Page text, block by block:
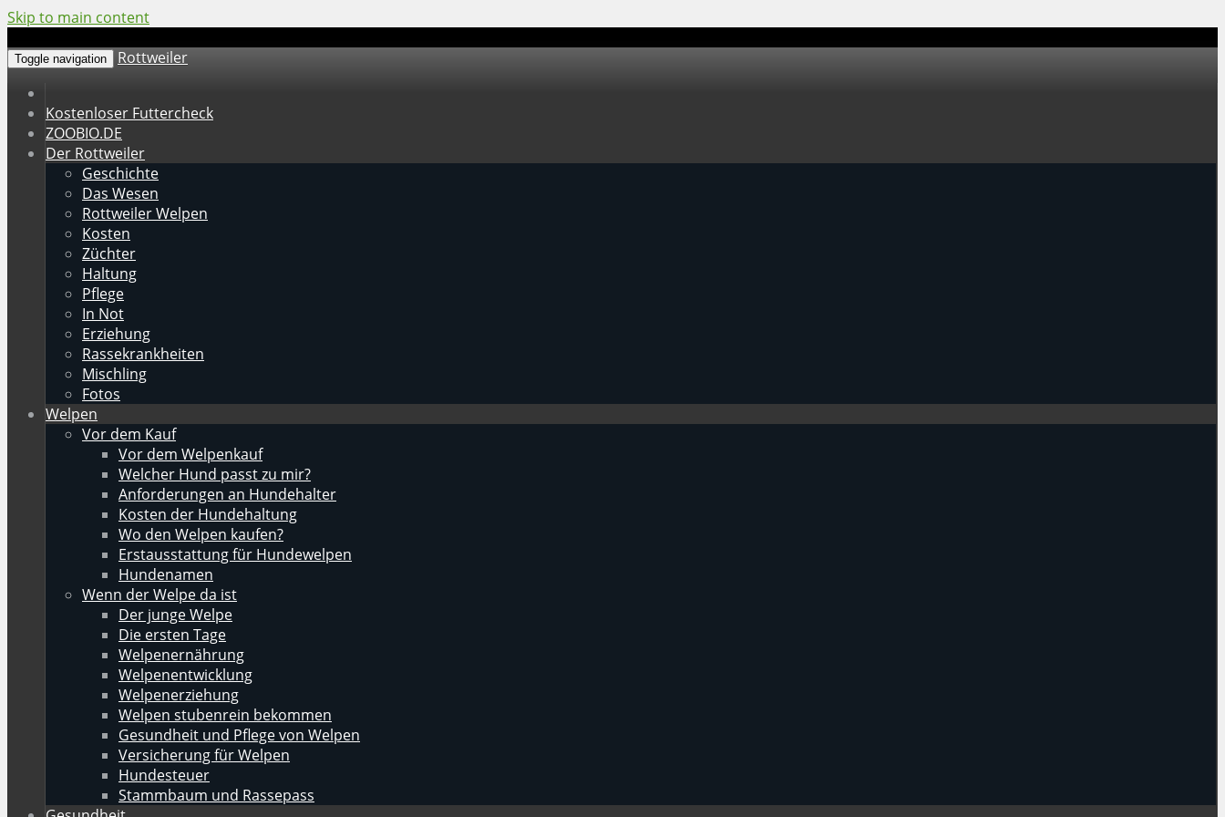
Skip to main content
Toggle navigation Rottweiler
Kostenloser Futtercheck
ZOOBIO.DE
Der Rottweiler
Geschichte
Das Wesen
Rottweiler Welpen
Kosten
Züchter
Haltung
Pflege
In Not
Erziehung
Rassekrankheiten
Mischling
Fotos
Welpen
Vor dem Kauf
Vor dem Welpenkauf
Welcher Hund passt zu mir?
Anforderungen an Hundehalter
Kosten der Hundehaltung
Wo den Welpen kaufen?
Erstausstattung für Hundewelpen
Hundenamen
Wenn der Welpe da ist
Der junge Welpe
Die ersten Tage
Welpenernährung
Welpenentwicklung
Welpenerziehung
Welpen stubenrein bekommen
Gesundheit und Pflege von Welpen
Versicherung für Welpen
Hundesteuer
Stammbaum und Rassepass